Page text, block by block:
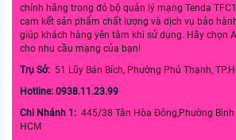
chính hãng trong đó bộ quản lý mạng Tenda
cam kết sản phẩm chất lượng và dịch vụ bảo
giúp khách hàng yên tâm khi sử dụng. Hãy chọn
cho nhu cầu mạng của bạn!
Trụ Sở: 51 Lũy Bán Bích, Phường Phú Thạnh,
Hotline: 0938.11.23.99
Chi Nhánh 1: 445/38 Tân Hòa Đông,Phường Bình
HCM